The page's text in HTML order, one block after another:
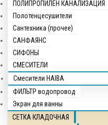
ПОЛИПРОПИЛЕН КАНАЛИЗАЦИЯ
Полотенцесушители
Сантехника (прочее)
САНФАЯНС
СИФОНЫ
СМЕСИТЕЛИ
Смесители HAIBA
ФИЛЬТР водопровод
Экран для ванны
СЕТКА КЛАДОЧНАЯ